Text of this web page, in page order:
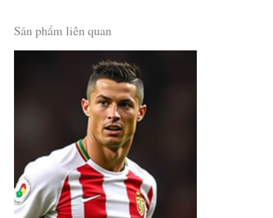
Sản phẩm liên quan